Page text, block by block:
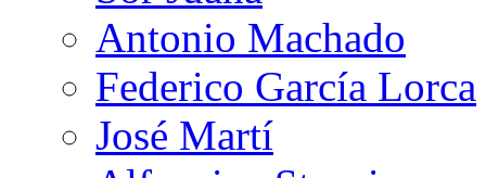
Antonio Machado
Federico García Lorca
José Martí